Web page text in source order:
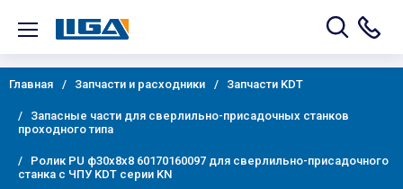
Главная Запчасти и расходники Запчасти KDT
Запасные части для сверлильно-присадочных станков
проходного типа
Ролик PU ф30х8х8 60170160097 для сверлильно-присадочного
станка с ЧПУ KDT серии KN